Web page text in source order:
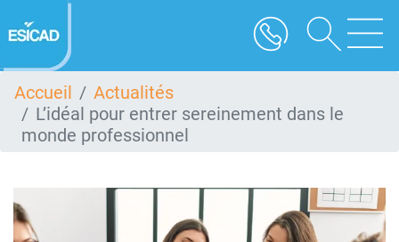
au
contenu
Accueil
Actualités
L’idéal pour entrer sereinement dans le
monde professionnel